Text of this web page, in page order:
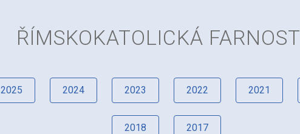
ŘÍMSKOKATOLICKÁ FARNOST
2025 2024 2023 2022 2021
2018 2017